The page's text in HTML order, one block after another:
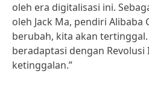
oleh era digitalisasi ini.
oleh Jack Ma, pendiri Alibaba
berubah, kita akan tertinggal.
beradaptasi dengan
ketinggalan.”